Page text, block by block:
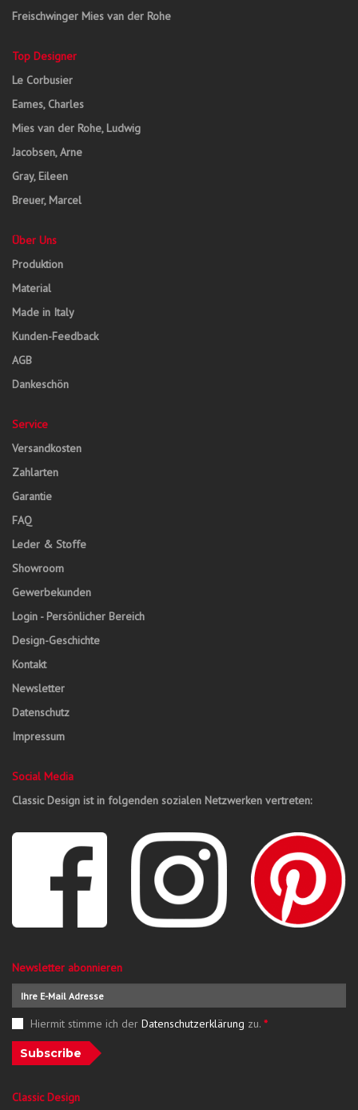
Freischwinger Mies van der Rohe
Top Designer
Le Corbusier
Eames, Charles
Mies van der Rohe, Ludwig
Jacobsen, Arne
Gray, Eileen
Breuer, Marcel
Über Uns
Produktion
Material
Made in Italy
Kunden-Feedback
AGB
Dankeschön
Service
Versandkosten
Zahlarten
Garantie
FAQ
Leder & Stoffe
Showroom
Gewerbekunden
Login - Persönlicher Bereich
Design-Geschichte
Kontakt
Newsletter
Datenschutz
Impressum
Social Media
Classic Design ist in folgenden sozialen Netzwerken vertreten:
Newsletter abonnieren
Hiermit stimme ich der Datenschutzerklärung zu. *
Subscribe
Classic Design